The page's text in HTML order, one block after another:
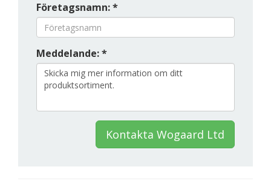
Företagsnamn: *
Meddelande: *
Kontakta Wogaard Ltd